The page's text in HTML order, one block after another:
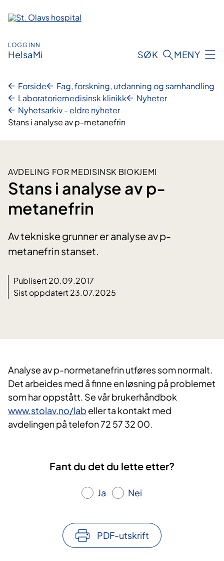
innhold
LOGG INN
HelsaMi SØK MENY
Forside
Fag, forskning, utdanning og samhandling
Laboratoriemedisinsk klinikk
Nyheter
Nyhetsarkiv - eldre nyheter
Stans i analyse av p-metanefrin
AVDELING FOR MEDISINSK BIOKJEMI
Stans i analyse av p-
metanefrin
Av tekniske grunner er analyse av p-
metanefrin stanset.
Publisert 20.09.2017
Sist oppdatert 23.07.2025
​Analyse av p-normetanefrin utføres som normalt.
Det arbeides med å finne en løsning på problemet
som har oppstått. Se vår brukerhåndbok
www.stolav.no/lab eller ta kontakt med
avdelingen på telefon 72 57 32 00.
Fant du det du lette etter?
Ja Nei
PDF-utskrift